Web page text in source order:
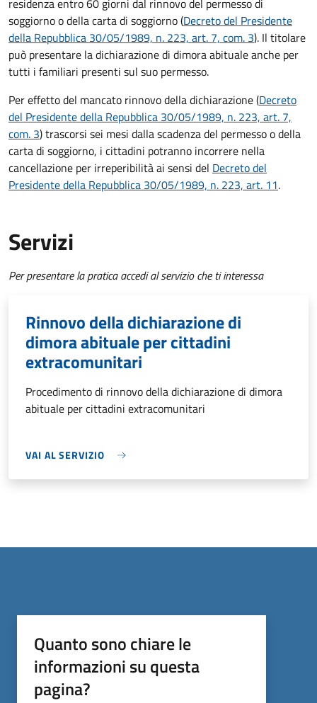
residenza entro 60 giorni dal rinnovo del permesso di
soggiorno o della carta di soggiorno (Decreto del Presidente
della Repubblica 30/05/1989, n. 223, art. 7, com. 3). Il titolare
può presentare la dichiarazione di dimora abituale anche per
tutti i familiari presenti sul suo permesso.
Per effetto del mancato rinnovo della dichiarazione (Decreto
del Presidente della Repubblica 30/05/1989, n. 223, art. 7,
com. 3) trascorsi sei mesi dalla scadenza del permesso o della
carta di soggiorno, i cittadini potranno incorrere nella
cancellazione per irreperibilità ai sensi del Decreto del
Presidente della Repubblica 30/05/1989, n. 223, art. 11.
Servizi
Per presentare la pratica accedi al servizio che ti interessa
Rinnovo della dichiarazione di
dimora abituale per cittadini
extracomunitari
Procedimento di rinnovo della dichiarazione di dimora
abituale per cittadini extracomunitari
VAI AL SERVIZIO
Quanto sono chiare le
informazioni su questa
pagina?